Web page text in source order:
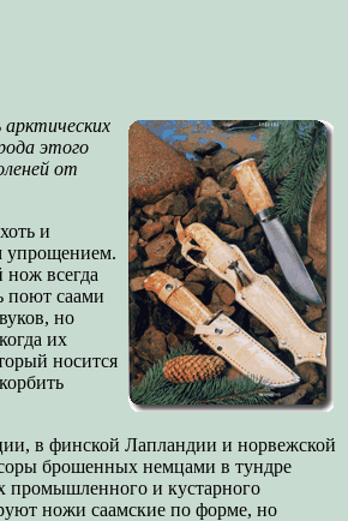
этого
от
и
упрощением.
всегда
поют саами
но
их
носится
в финской Лапландии и норвежской
брошенных немцами в тундре
промышленного и кустарного
ножи саамские пo форме, но